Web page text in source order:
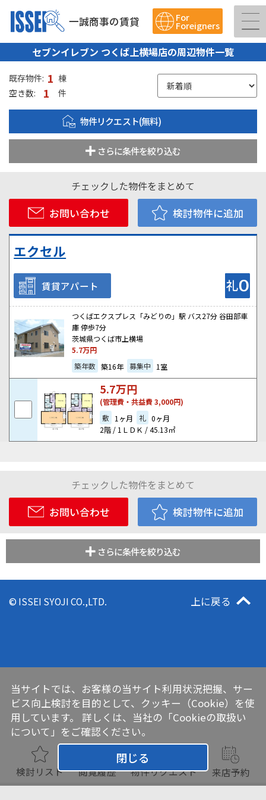
一誠商事の賃貸 For
Foreigners
セブンイレブン つくば上横場店の周辺物件一覧
既存物件: 1 棟
空き数:
1 件
物件リクエスト(無料)
さらに条件を絞り込む
チェックした物件をまとめて
お問い合わせ
検討物件に追加
エクセル
賃貸アパート
つくばエクスプレス「みどりの」駅 バス27分 谷田部車
庫 停歩7分
茨城県つくば市上横場
5.7万円
築年数 築16年 募集中 1室
5.7万円
(管理費・共益費 3,000円)
敷 1ヶ月 礼 0ヶ月
2階 / 1ＬＤＫ / 45.13㎡
チェックした物件をまとめて
お問い合わせ
検討物件に追加
さらに条件を絞り込む
© ISSEI SYOJI CO.,LTD. 上に戻る
検討リスト 閲覧履歴 物件リクエスト 来店予約
当サイトでは、お客様の当サイト利用状況把握、サー
ビス向上検討を目的として、クッキー（Cookie）を使
用しています。 詳しくは、当社の 「Cookieの取扱い
について」 をご確認ください。
閉じる